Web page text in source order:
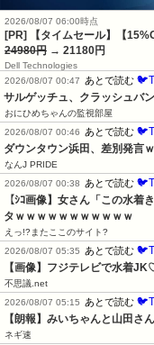
2026/08/07 06:00時点
[PR] 【タイムセール】【
24980円 → 21180円
Dell Technologies
2026/08/07 00:47
あとで読む
サルゲッチュ、クラッシュバ
おにひめちゃんの監視部屋
2026/08/07 00:46
あとで読む
ダウンタウン浜田、差別発言
なんJ PRIDE
2026/08/07 00:38
あとで読む
【ｼｺ画像】女さん「この水
タｗｗｗｗｗｗｗｗｗｗｗ
えっ!?またここのサイト?
2026/08/07 05:35
あとで読む
【画像】フジテレビで水
不思議.net
2026/08/07 05:15
あとで読む
【朗報】みいちゃんと山田さ
ネギ速